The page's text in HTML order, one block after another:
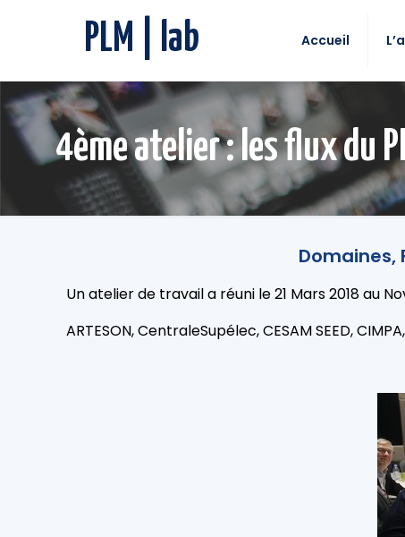
PLM | lab Accueil
4ème atelier : les flux du
Domaines,
Un atelier de travail a réuni le 21 Mars 2018 au
ARTESON, CentraleSupélec, CESAM SEED,